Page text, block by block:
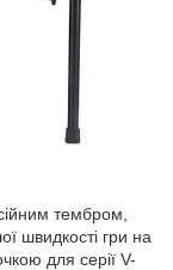
тембром,
швидкості гри на
для серії V-